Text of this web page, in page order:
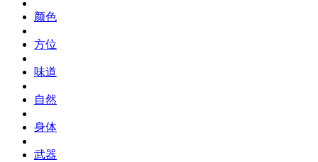
颜色
方位
味道
自然
身体
武器